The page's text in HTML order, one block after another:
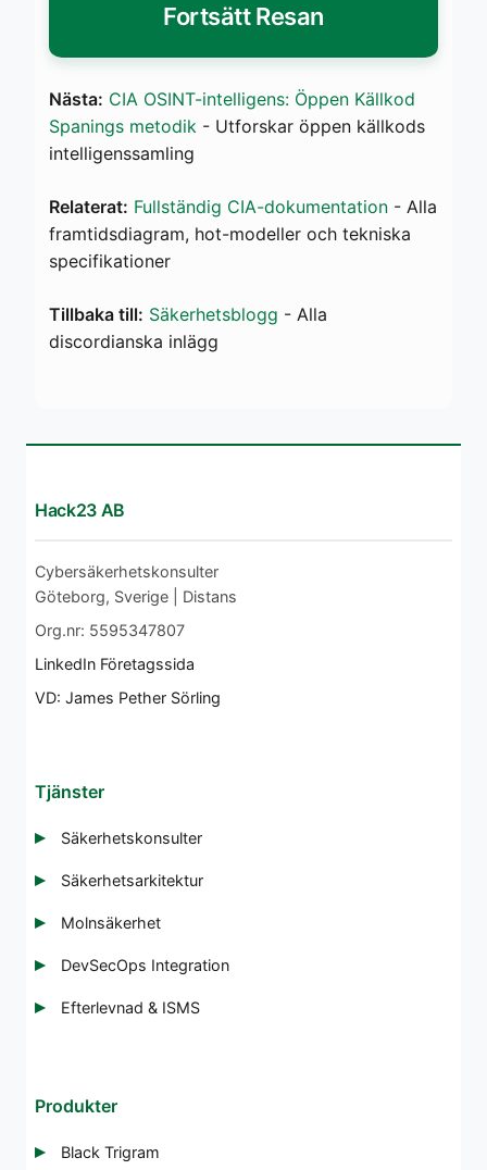
Fortsätt Resan
Nästa: CIA OSINT-intelligens: Öppen Källkod
Spanings metodik - Utforskar öppen källkods
intelligenssamling
Relaterat: Fullständig CIA-dokumentation - Alla
framtidsdiagram, hot-modeller och tekniska
specifikationer
Tillbaka till: Säkerhetsblogg - Alla
discordianska inlägg
Hack23 AB
Cybersäkerhetskonsulter
Göteborg, Sverige | Distans
Org.nr: 5595347807
LinkedIn Företagssida
VD: James Pether Sörling
Tjänster
Säkerhetskonsulter
Säkerhetsarkitektur
Molnsäkerhet
DevSecOps Integration
Efterlevnad & ISMS
Produkter
Black Trigram